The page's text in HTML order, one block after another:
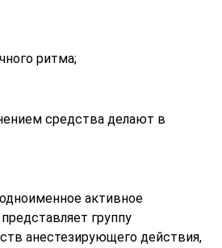
ритма;
средства делают в
активное
группу
анестезирующего действия,